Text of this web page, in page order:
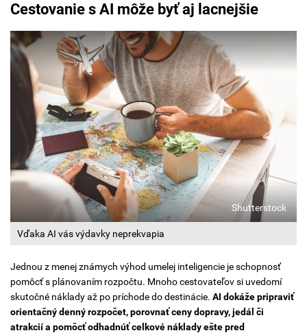
Cestovanie s AI môže byť aj lacnejšie
Vďaka AI vás výdavky neprekvapia
Shutterstock
Jednou z menej známych výhod umelej inteligencie je schopnosť
pomôcť s plánovaním rozpočtu. Mnoho cestovateľov si uvedomí
skutočné náklady až po príchode do destinácie. AI dokáže pripraviť
orientačný denný rozpočet, porovnať ceny dopravy, jedál či
atrakcií a pomôcť odhadnúť celkové náklady ešte pred